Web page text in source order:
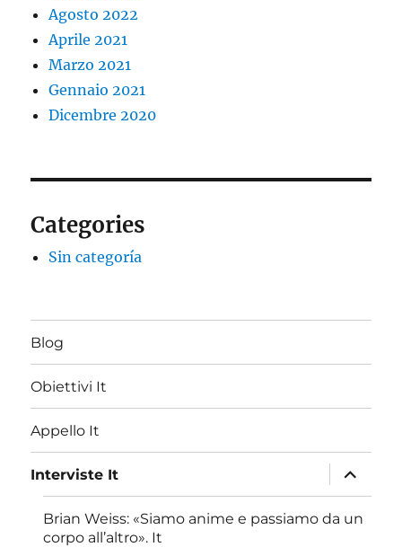
Agosto 2022
Aprile 2021
Marzo 2021
Gennaio 2021
Dicembre 2020
Categories
Sin categoría
Blog
Obiettivi It
Appello It
Interviste It
apri
i
menu
child
Brian Weiss: «Siamo anime e passiamo da un
corpo all’altro». It